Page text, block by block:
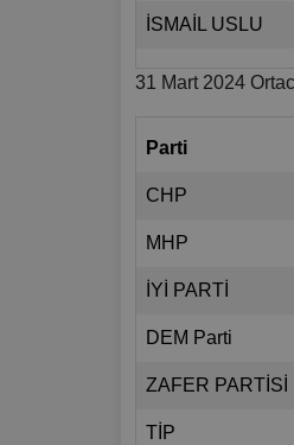
İSMAİL USLU
31 Mart 2024
Parti
CHP
MHP
İYİ PARTİ
DEM Parti
ZAFER PARTİSİ
TİP